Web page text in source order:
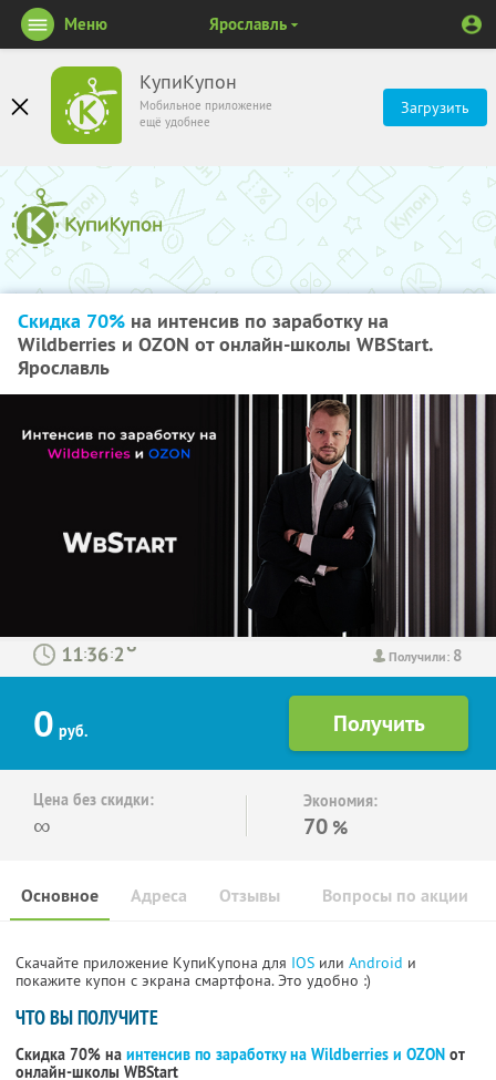
КупиКупон
Мобильное приложение
ещё удобнее
Загрузить
Меню Ярославль
Скидка 70% на интенсив по заработку на
Wildberries и OZON от онлайн-школы WBStart.
Ярославль
Получили: 8
: :
0 руб.
Цена без скидки:
∞
Экономия:
70 %
Основное Отзывы Вопросы по акции
Адреса
Скачайте приложение КупиКупона для IOS или Android и
покажите купон с экрана смартфона. Это удобно :)
ЧТО ВЫ ПОЛУЧИТЕ
Скидка 70% на интенсив по заработку на Wildberries и OZON от
онлайн-школы WBStart